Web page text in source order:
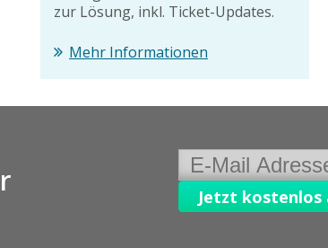
zur Lösung, inkl. Ticket-Updates.
Mehr Informationen